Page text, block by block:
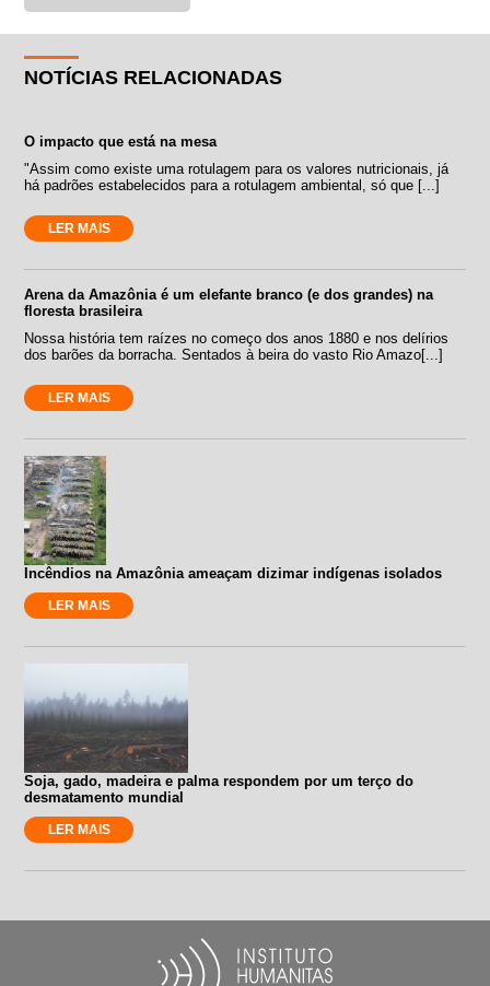
NOTÍCIAS RELACIONADAS
O impacto que está na mesa
"Assim como existe uma rotulagem para os valores nutricionais, já
há padrões estabelecidos para a rotulagem ambiental, só que [...]
LER MAIS
Arena da Amazônia é um elefante branco (e dos grandes) na
floresta brasileira
Nossa história tem raízes no começo dos anos 1880 e nos delírios
dos barões da borracha. Sentados à beira do vasto Rio Amazo[...]
LER MAIS
Incêndios na Amazônia ameaçam dizimar indígenas isolados
LER MAIS
Soja, gado, madeira e palma respondem por um terço do
desmatamento mundial
LER MAIS